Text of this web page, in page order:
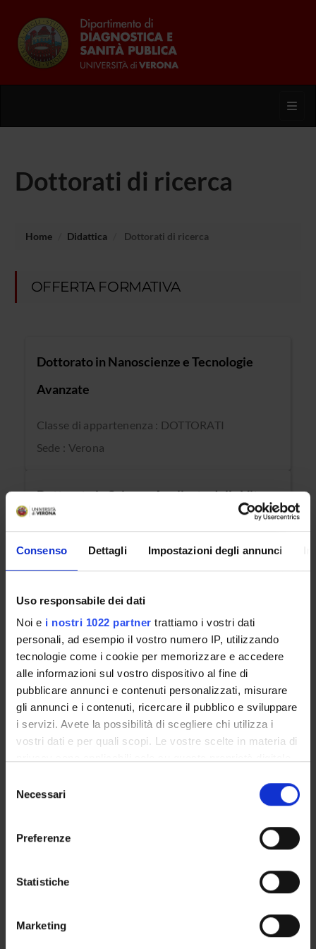
Consenso Dettagli Impostazioni degli annunci
Uso responsabile dei dati
Noi e i nostri 1022 partner trattiamo i vostri dati
personali, ad esempio il vostro numero IP, utilizzando
tecnologie come i cookie per memorizzare e accedere
alle informazioni sul vostro dispositivo al fine di
pubblicare annunci e contenuti personalizzati, misurare
gli annunci e i contenuti, ricercare il pubblico e sviluppare
i servizi. Avete la possibilità di scegliere chi utilizza i
vostri dati e per quali scopi. Le vostre scelte in materia di
modificare o revocare il proprio consenso in qualsiasi
momento dalla Dichiarazione sui cookie o facendo clic
raccogliere informazioni sulla tua posizione
geografica, con un'approssimazione di qualche
Identificare il tuo dispositivo, scansionandolo
delNecessari
Preferenze
Statistiche
Marketing
Dottorati di ricerca
Home Didattica Dottorati di ricerca
OFFERTA FORMATIVA
Dottorato in Nanoscienze e Tecnologie
Avanzate
Classe di appartenenza : DOTTORATI
Sede : Verona
Dottorato in Scienze Applicate della Vita e
Classe di appartenenza : DOTTORATI
OFFERTA FORMATIVA
DOTTORATI, MASTER E FORMAZIONE SUPERIORE
Persone
Calendario